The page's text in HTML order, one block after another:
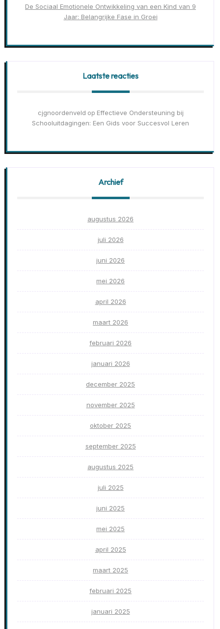
De Sociaal Emotionele Ontwikkeling van een Kind van 9
Jaar: Belangrijke Fase in Groei
Laatste reacties
cjgnoordenveld op Effectieve Ondersteuning bij
Schooluitdagingen: Een Gids voor Succesvol Leren
Archief
augustus 2026
juli 2026
juni 2026
mei 2026
april 2026
maart 2026
februari 2026
januari 2026
december 2025
november 2025
oktober 2025
september 2025
augustus 2025
juli 2025
juni 2025
mei 2025
april 2025
maart 2025
februari 2025
januari 2025